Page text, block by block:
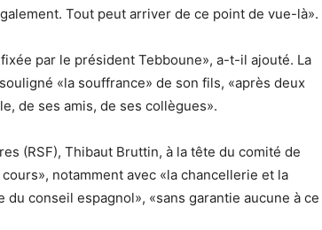
Tout peut arriver de ce point de vue-là».
par le président Tebboune», a-t-il ajouté. La
«la souffrance» de son fils, «après deux
de ses amis, de ses collègues».
(RSF), Thibaut Bruttin, à la tête du comité de
notamment avec «la chancellerie et la
conseil espagnol», «sans garantie aucune à ce